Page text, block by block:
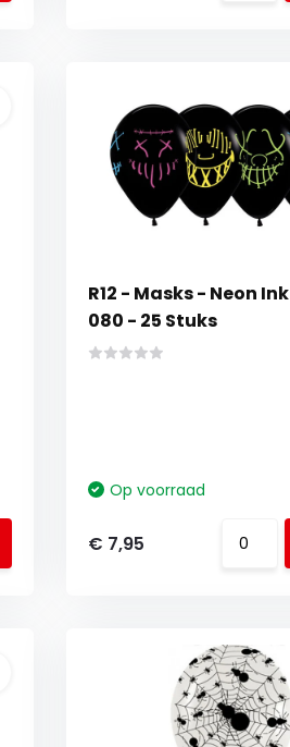
R12 - Masks - Neon
080 - 25 Stuks
Op voorraad
€ 7,95